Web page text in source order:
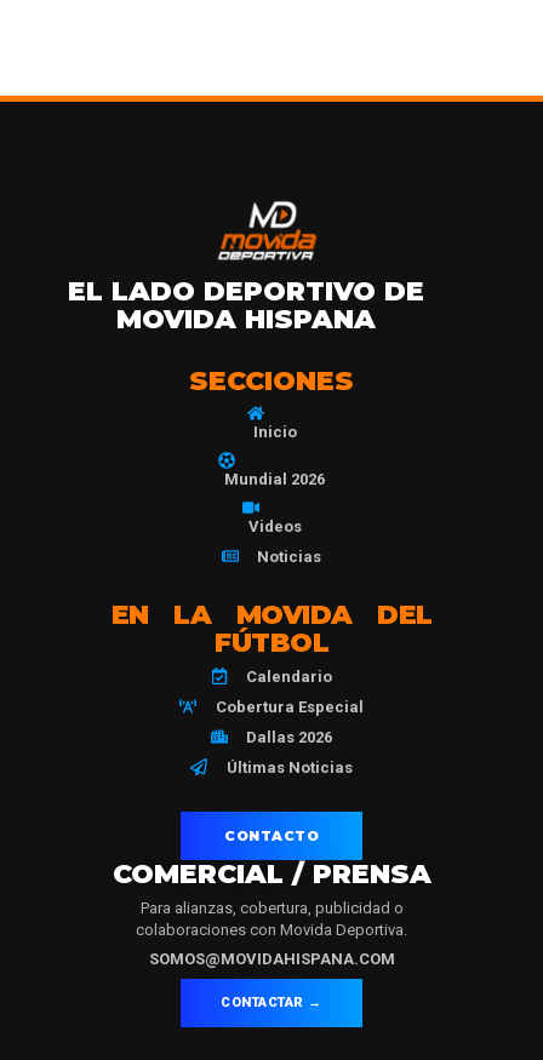
EL LADO DEPORTIVO DE
MOVIDA HISPANA
SECCIONES
Inicio
Mundial 2026
Videos
Noticias
EN LA MOVIDA DEL
FÚTBOL
Calendario
Cobertura Especial
Dallas 2026
Últimas Noticias
CONTACTO
COMERCIAL / PRENSA
Para alianzas, cobertura, publicidad o
colaboraciones con Movida Deportiva.
SOMOS@MOVIDAHISPANA.COM
CONTACTAR →